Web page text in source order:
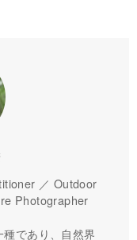
／ Outdoor
Photographer
であり、自然界